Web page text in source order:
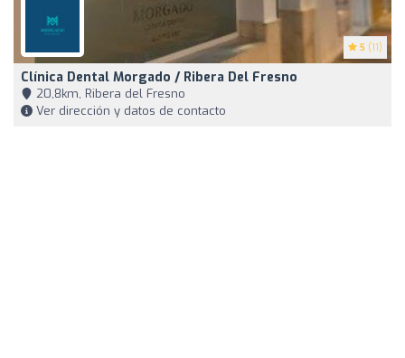
5 (11)
Clínica Dental Morgado / Ribera Del Fresno
20,8km, Ribera del Fresno
Ver dirección y datos de contacto